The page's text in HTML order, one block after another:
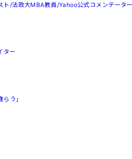
ト/法政大MBA教員/Yahoo公式コメンテータ
ター
らう」